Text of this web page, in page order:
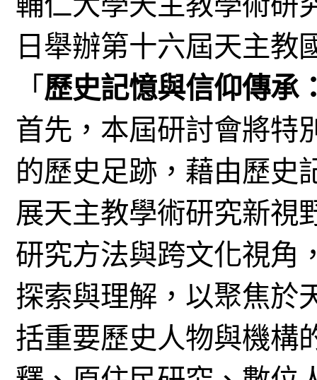
日舉辦第十六屆天主教
「 歷史記憶與信仰傳承
首先，本屆研討會將特
的歷史足跡，藉由歷史
展天主教學術研究新視
研究方法與跨文化視角
探索與理解，以聚焦於
括重要歷史人物與機構